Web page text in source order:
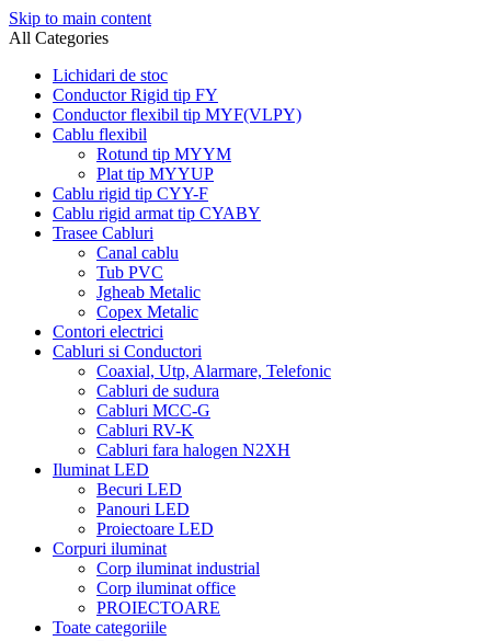
Skip to main content
All Categories
Lichidari de stoc
Conductor Rigid tip FY
Conductor flexibil tip MYF(VLPY)
Cablu flexibil
Rotund tip MYYM
Plat tip MYYUP
Cablu rigid tip CYY-F
Cablu rigid armat tip CYABY
Trasee Cabluri
Canal cablu
Tub PVC
Jgheab Metalic
Copex Metalic
Contori electrici
Cabluri si Conductori
Coaxial, Utp, Alarmare, Telefonic
Cabluri de sudura
Cabluri MCC-G
Cabluri RV-K
Cabluri fara halogen N2XH
Iluminat LED
Becuri LED
Panouri LED
Proiectoare LED
Corpuri iluminat
Corp iluminat industrial
Corp iluminat office
PROIECTOARE
Toate categoriile